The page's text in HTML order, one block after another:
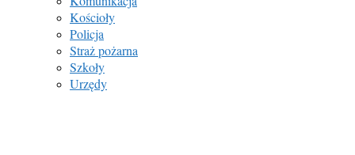
Kościoły
Policja
Straż pożarna
Szkoły
Urzędy